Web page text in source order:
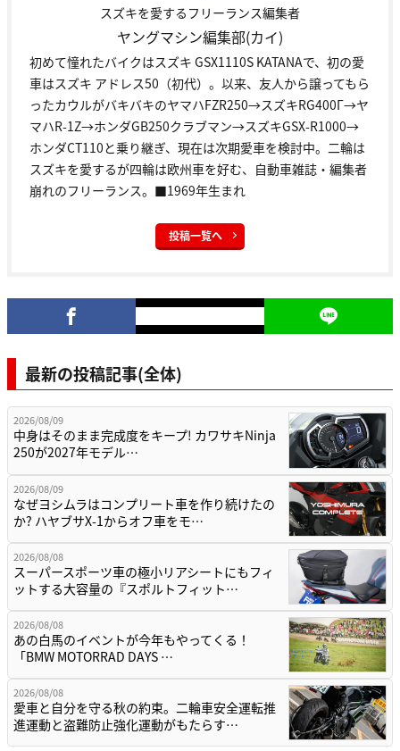
スズキを愛するフリーランス編集者
ヤングマシン編集部(カイ)
初めて憧れたバイクはスズキ GSX1110S KATANAで、初の愛
車はスズキ アドレス50（初代）。以来、友人から譲ってもら
ったカウルがバキバキのヤマハFZR250→スズキRG400Γ→ヤ
マハR-1Z→ホンダGB250クラブマン→スズキGSX-R1000→
ホンダCT110と乗り継ぎ、現在は次期愛車を検討中。二輪は
スズキを愛するが四輪は欧州車を好む、自動車雑誌・編集者
崩れのフリーランス。■1969年生まれ
投稿一覧へ
最新の投稿記事(全体)
2026/08/09
中身はそのまま完成度をキープ! カワサキNinja
250が2027年モデル…
2026/08/09
なぜヨシムラはコンプリート車を作り続けたの
か? ハヤブサX-1からオフ車をモ…
2026/08/08
スーパースポーツ車の極小リアシートにもフィ
ットする大容量の『スポルトフィット…
2026/08/08
あの白馬のイベントが今年もやってくる！
「BMW MOTORRAD DAYS …
2026/08/08
愛車と自分を守る秋の約束。二輪車安全運転推
進運動と盗難防止強化運動がもたらす…